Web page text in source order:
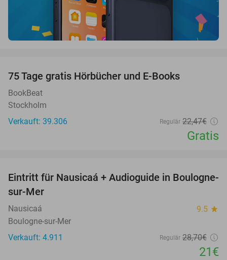
75 Tage gratis Hörbücher und E-Books
BookBeat
Stockholm
Verkauft: 39.306
Regulär 22,47€
Gratis
27%
Eintritt für Nausicaá + Audioguide in Boulogne-
sur-Mer
Nausicaá 9.5 star
Boulogne-sur-Mer
Verkauft: 4.911
Regulär 28,70€
21€